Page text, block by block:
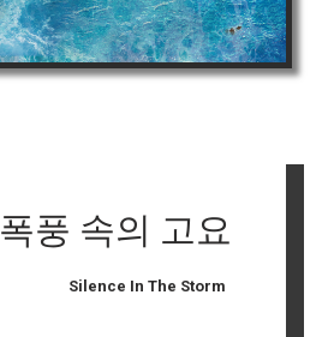
폭풍 속의 고요
Silence In The Storm